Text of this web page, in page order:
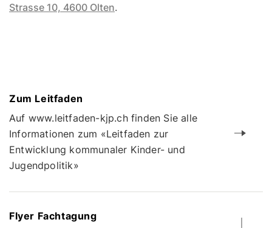
Strasse 10, 4600 Olten.
Zum Leitfaden
Auf www.leitfaden-kjp.ch finden Sie alle
Informationen zum «Leitfaden zur
Entwicklung kommunaler Kinder- und
Jugendpolitik»
Flyer Fachtagung